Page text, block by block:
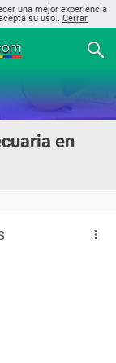
una mejor experiencia
su uso.. Cerrar
en